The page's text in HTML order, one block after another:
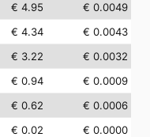
€ 4.95
€ 0.0049
€ 4.34
€ 0.0043
€ 3.22
€ 0.0032
€ 0.94
€ 0.0009
€ 0.62
€ 0.0006
€ 0.02
€ 0.0000